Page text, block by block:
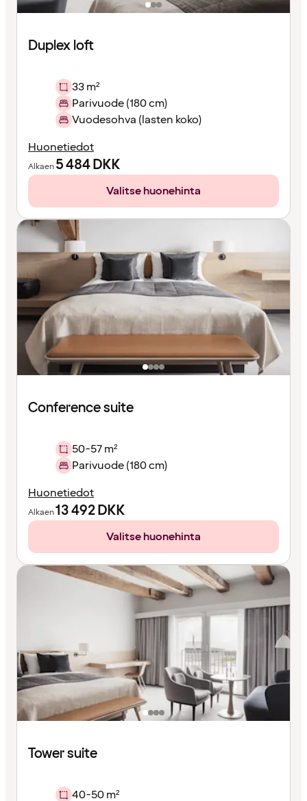
Duplex loft
33 m²
Parivuode (180 cm)
Vuodesohva (lasten koko)
Huonetiedot
Alkaen5 484DKK
Valitse huonehinta
Conference suite
50-57 m²
Parivuode (180 cm)
Huonetiedot
Alkaen13 492DKK
Valitse huonehinta
Tower suite
40-50 m²